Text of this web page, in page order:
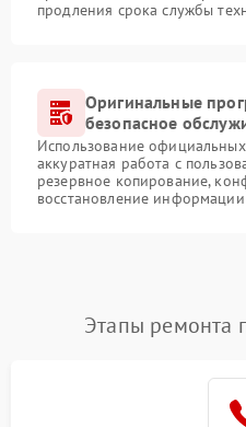
продления срока службы
Оригинальные
безопасное
Использование
аккуратная работа с
резервное копирование,
восстановление
Этапы ремонта